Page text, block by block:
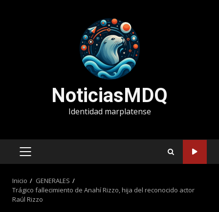
NoticiasMDQ
Identidad marplatense
MENÚ
Inicio
GENERALES
Trágico fallecimiento de Anahí Rizzo, hija del reconocido actor
Raúl Rizzo